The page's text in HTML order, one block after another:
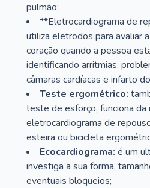
pulmão;
**Eletrocardiograma de
utiliza eletrodos para avaliar
coração quando a pessoa
identificando arritmias,
câmaras cardíacas e infarto
Teste ergométrico:
teste de esforço, funciona da
eletrocardiograma de
esteira ou bicicleta
Ecocardiograma: é um
investiga a sua forma,
eventuais bloqueios;